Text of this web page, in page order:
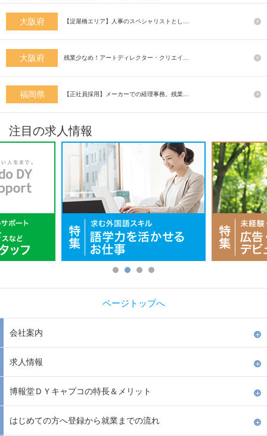
大阪府 【淀屋橋エリア】人事のスペシャリストとし…
大阪府 残業少なめ！アートディレクター・クリエイ…
福岡県 【正社員採用】メーカーでの経理事務。残業…
注目の求人情報
ページトップへ
会社案内
求人情報
博報堂ＤＹキャプコの特長＆メリット
はじめての方へ登録から就業までの流れ